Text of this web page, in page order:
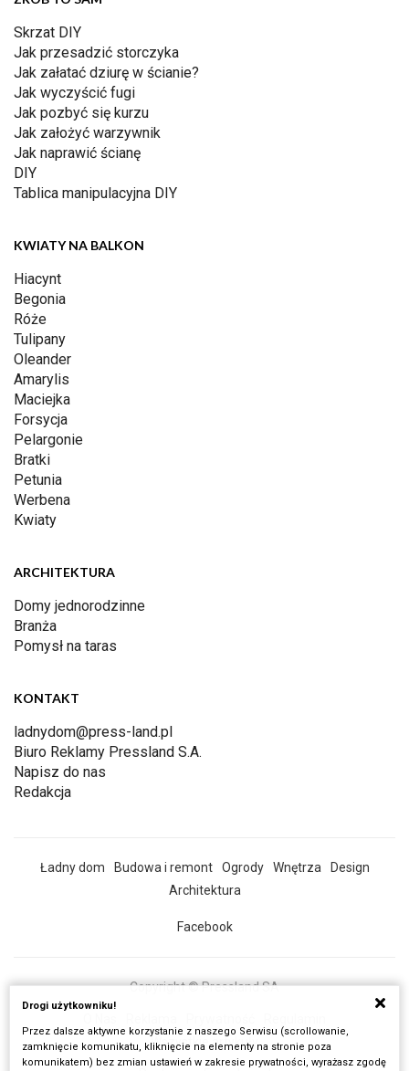
Skrzat DIY
Jak przesadzić storczyka
Jak załatać dziurę w ścianie?
Jak wyczyścić fugi
Jak pozbyć się kurzu
Jak założyć warzywnik
Jak naprawić ścianę
DIY
Tablica manipulacyjna DIY
KWIATY NA BALKON
Hiacynt
Begonia
Róże
Tulipany
Oleander
Amarylis
Maciejka
Forsycja
Pelargonie
Bratki
Petunia
Werbena
Kwiaty
ARCHITEKTURA
Domy jednorodzinne
Branża
Pomysł na taras
KONTAKT
ladnydom@press-land.pl
Biuro Reklamy Pressland S.A.
Napisz do nas
Redakcja
Ładny dom Budowa i remont Ogrody Wnętrza
Design
Architektura
Facebook
Copyright © Pressland SA
Wszystkie artykuły
Drogi użytkowniku!
Przez dalsze aktywne korzystanie z naszego Serwisu (scrollowanie,
zamknięcie komunikatu, kliknięcie na elementy na stronie poza
komunikatem) bez zmian ustawień w zakresie prywatności, wyrażasz zgodę